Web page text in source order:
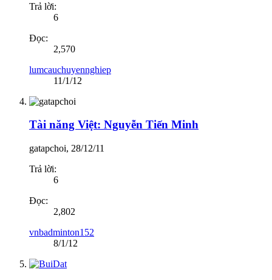
Trả lời:
6
Đọc:
2,570
lumcauchuyennghiep
11/1/12
Tài năng Việt: Nguyễn Tiến Minh
gatapchoi, 28/12/11
Trả lời:
6
Đọc:
2,802
vnbadminton152
8/1/12